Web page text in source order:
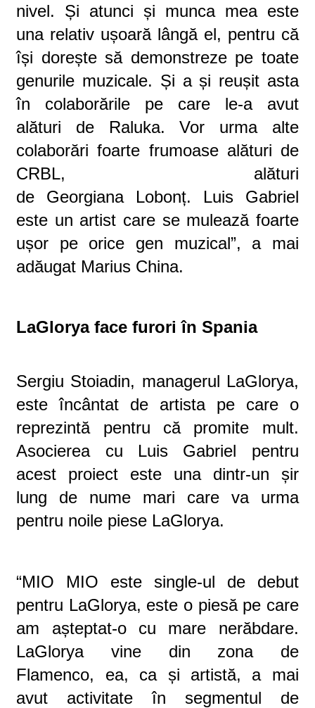
nivel. Și atunci și munca mea este
una relativ ușoară lângă el, pentru că
își dorește să demonstreze pe toate
genurile muzicale. Și a și reușit asta
în colaborările pe care le-a avut
alături de Raluka. Vor urma alte
colaborări foarte frumoase alături de
CRBL, alături
de Georgiana Lobonț. Luis Gabriel
este un artist care se mulează foarte
ușor pe orice gen muzical”, a mai
adăugat Marius China.
LaGlorya face furori în Spania
Sergiu Stoiadin, managerul LaGlorya,
este încântat de artista pe care o
reprezintă pentru că promite mult.
Asocierea cu Luis Gabriel pentru
acest proiect este una dintr-un șir
lung de nume mari care va urma
pentru noile piese LaGlorya.
“MIO MIO este single-ul de debut
pentru LaGlorya, este o piesă pe care
am așteptat-o cu mare nerăbdare.
LaGlorya vine din zona de
Flamenco, ea, cași artistă, a mai
avut activitate în segmentul de